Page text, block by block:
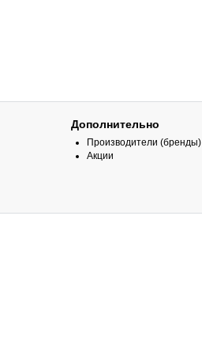
Дополнительно
Производители (бренды)
Акции